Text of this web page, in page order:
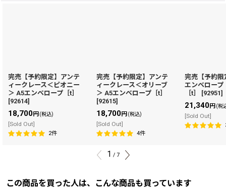
完売【予約限定】アンテ
ィークレース＜ピオニー
＞ A5エンベロープ［t］
[92614]
18,700円 (税込)
[Sold Out]
2件
完売【予約限定】アンテ
ィークレース＜オリーブ
＞ A5エンベロープ［t］
[92615]
18,700円 (税込)
[Sold Out]
4件
完売【予約限
エンベロープ
［t］
[92951]
21,340円 (税
[Sold Out]
1 / 7
この商品を買った人は、こんな商品も買っています